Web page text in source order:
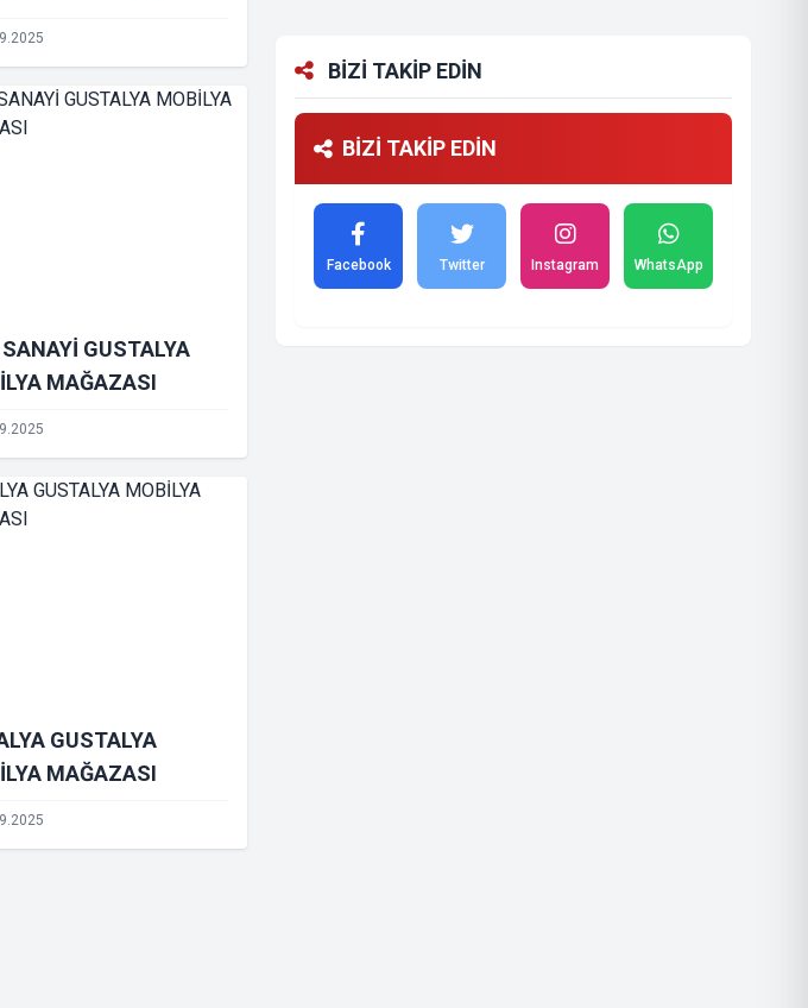
GUSTALYA
MAĞAZASI
GUSTALYA
MAĞAZASI
BİZİ TAKİP EDİN
BİZİ TAKİP EDİN
Facebook Twitter Instagram WhatsApp